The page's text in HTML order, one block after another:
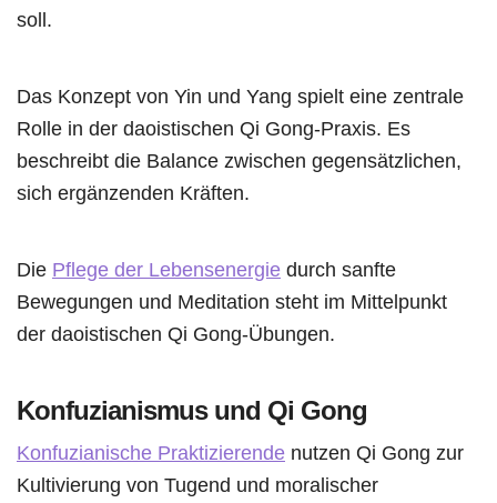
soll.
Das Konzept von Yin und Yang spielt eine zentrale
Rolle in der daoistischen Qi Gong-Praxis. Es
beschreibt die Balance zwischen gegensätzlichen,
sich ergänzenden Kräften.
Die Pflege der Lebensenergie durch sanfte
Bewegungen und Meditation steht im Mittelpunkt
der daoistischen Qi Gong-Übungen.
Konfuzianismus und Qi Gong
Konfuzianische Praktizierende nutzen Qi Gong zur
Kultivierung von Tugend und moralischer